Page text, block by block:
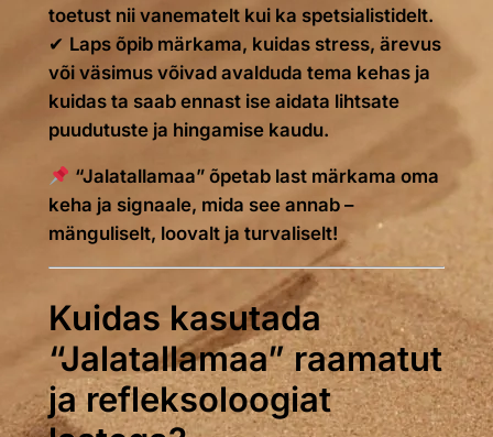
toetust nii vanematelt kui ka spetsialistidelt.
✔ Laps õpib märkama, kuidas stress, ärevus
või väsimus võivad avalduda tema kehas ja
kuidas ta saab ennast ise aidata lihtsate
puudutuste ja hingamise kaudu.
“Jalatallamaa” õpetab last märkama oma
keha ja signaale, mida see annab –
mänguliselt, loovalt ja turvaliselt!
Kuidas kasutada
“Jalatallamaa” raamatut
ja refleksoloogiat